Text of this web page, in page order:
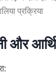
प्रक्रिया
और